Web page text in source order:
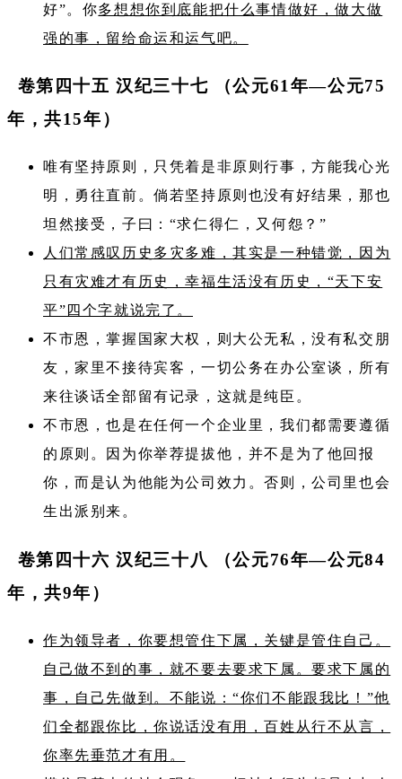
好”。你多想想你到底能把什么事情做好，做大做
强的事，留给命运和运气吧。
卷第四十五 汉纪三十七 （公元61年—公元75
年，共15年）
唯有坚持原则，只凭着是非原则行事，方能我心光
明，勇往直前。倘若坚持原则也没有好结果，那也
坦然接受，子曰：​“求仁得仁，又何怨？​”
人们常感叹历史多灾多难，其实是一种错觉，因为
只有灾难才有历史，幸福生活没有历史，​“天下安
平”四个字就说完了。
不市恩，掌握国家大权，则大公无私，没有私交朋
友，家里不接待宾客，一切公务在办公室谈，所有
来往谈话全部留有记录，这就是纯臣。
不市恩，也是在任何一个企业里，我们都需要遵循
的原则。因为你举荐提拔他，并不是为了他回报
你，而是认为他能为公司效力。否则，公司里也会
生出派别来。
卷第四十六 汉纪三十八 （公元76年—公元84
年，共9年）
作为领导者，你要想管住下属，关键是管住自己。
自己做不到的事，就不要去要求下属。要求下属的
事，自己先做到。不能说：​“你们不能跟我比！”他
们全都跟你比，你说话没有用，百姓从行不从言，
你率先垂范才有用。